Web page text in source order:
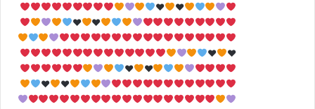
♥
♥
♥
♥
♥
♥
♥
♥
♥
♥